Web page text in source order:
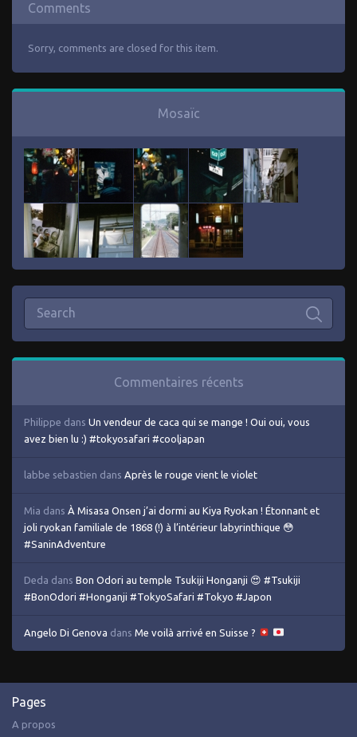
Comments
Sorry, comments are closed for this item.
Mosaïc
Commentaires récents
Philippe dans Un vendeur de caca qui se mange ! Oui oui, vous
avez bien lu :) #tokyosafari #cooljapan
labbe sebastien dans Après le rouge vient le violet
Mia dans À Misasa Onsen j’ai dormi au Kiya Ryokan ! Étonnant et
joli ryokan familiale de 1868 (!) à l’intérieur labyrinthique 😳
#SaninAdventure
Deda dans Bon Odori au temple Tsukiji Honganji 😍 #Tsukiji
#BonOdori #Honganji #TokyoSafari #Tokyo #Japon
Angelo Di Genova dans Me voilà arrivé en Suisse ?
Pages
A propos